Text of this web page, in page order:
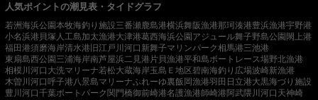
人気ポイントの潮見表・タイドグラフ
若洲海浜公園本牧海釣り施設三番瀬 鹿島港横浜舞阪漁港那珂湊港豊浜漁港宇野港
小名浜港 貝塚人工島加太漁港大津港葛西海浜公園アジュール舞子野島公園閖上港
福田港須磨海岸清水港 旧江戸川河口 新舞子マリンパーク相馬港三池港
東扇島西公園三浦海岸南芦屋浜二見港 片貝漁港平和島ボートレース場野北漁港
相模川河口 大洗マリーナ若松大蔵海岸玉島Ｅ地区碧南海釣り広場波崎新漁港
木曽川河口呼子港 八景島マリーナふれーゆ裏飯岡漁港羽田 日立港大黒海づり施設
豊川河口千葉ポートパーク関門橋御前崎港名護漁港師崎港阿武隈川河口 天神崎